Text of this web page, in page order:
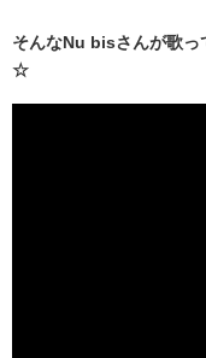
そんなNu bisさんが歌っ
☆